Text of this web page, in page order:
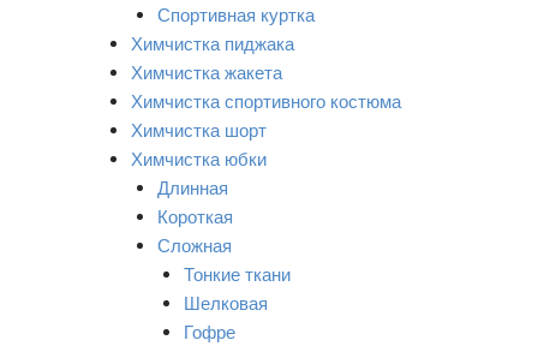
Спортивная куртка
Химчистка пиджака
Химчистка жакета
Химчистка спортивного костюма
Химчистка шорт
Химчистка юбки
Длинная
Короткая
Сложная
Тонкие ткани
Шелковая
Гофре